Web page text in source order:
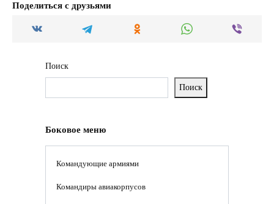
Поделиться с друзьями
Поиск
Поиск
Боковое меню
Командующие армиями
Командиры авиакорпусов